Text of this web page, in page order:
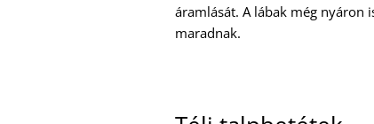
áramlását. A lábak még nyáron
maradnak.